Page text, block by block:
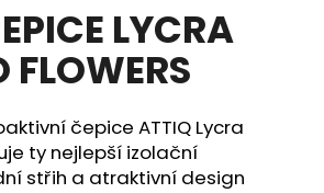
LYCRA
FLOWERS
čepice ATTIQ Lycra
ty nejlepší izolační
střih a atraktivní design